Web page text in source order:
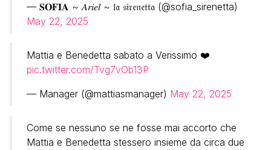
— 𝐒𝐎𝐅𝐈𝐀 ~ 𝐴𝑟𝑖𝑒𝑙 ~ 𝔩𝔞 𝔰𝔦𝔯𝔢𝔫𝔢𝔱𝔱𝔞 (@sofia_sirenetta)
May 22, 2025
Mattia e Benedetta sabato a Verissimo ❤️
pic.twitter.com/Tvg7vOb13P
— Manager (@mattiasmanager) May 22, 2025
Come se nessuno se ne fosse mai accorto che
Mattia e Benedetta stessero insieme da circa due